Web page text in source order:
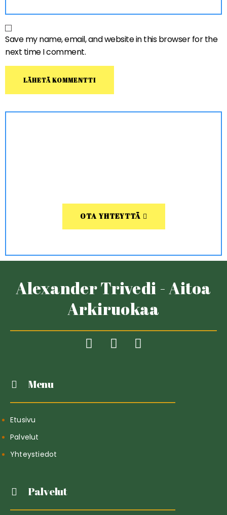
Save my name, email, and website in this browser for the
next time I comment.
OTA YHTEYTTÄ
Alexander Trivedi - Aitoa
Arkiruokaa
Menu
Etusivu
Palvelut
Yhteystiedot
Palvelut